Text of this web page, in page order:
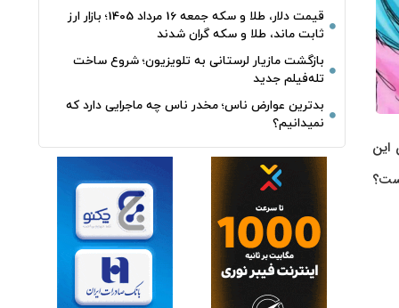
این
قیمت دلار، طلا و سکه جمعه 16 مرداد 1405؛ بازار ارز
ثابت ماند، طلا و سکه گران شدند
بازگشت مازیار لرستانی به تلویزیون؛ شروع ساخت
تله‌فیلم جدید
بدترین عوارض ناس؛ مخدر ناس چه ماجرایی دارد که
نمیدانیم؟